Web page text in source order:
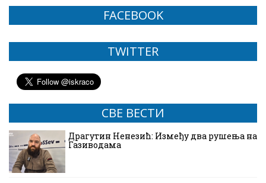
FACEBOOK
TWITTER
СВЕ ВЕСТИ
Драгутин Ненезић: Између два рушења на
Газиводама